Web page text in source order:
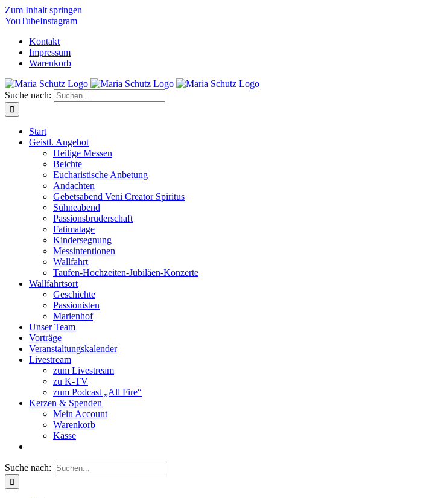
Zum Inhalt springen
YouTubeInstagram
Kontakt
Impressum
Warenkorb
Suche nach:
Start
Geistl. Angebot
Heilige Messen
Beichte
Eucharistische Anbetung
Andachten
Gebetsabend Veni Creator Spiritus
Sühneabend
Passionsbruderschaft
Fatimatage
Kindersegnung
Messintentionen
Wallfahrt
Taufen-Hochzeiten-Jubiläen-Konzerte
Wallfahrtsort
Geschichte
Passionisten
Marienhof
Unser Team
Vorträge
Veranstaltungskalender
Livestream
zum Livestream
zu K-TV
zum Podcast „All Fire“
Kerzen & Spenden
Mein Account
Warenkorb
Kasse
Suche nach: